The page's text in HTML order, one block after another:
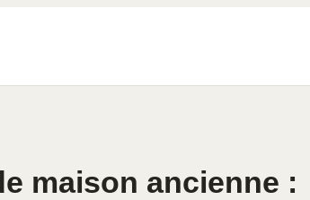
maison ancienne :